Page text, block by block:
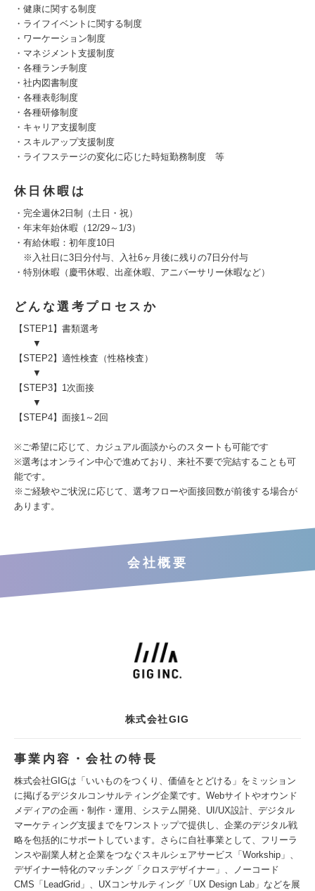
・健康に関する制度
・ライフイベントに関する制度
・ワーケーション制度
・マネジメント支援制度
・各種ランチ制度
・社内図書制度
・各種表彰制度
・各種研修制度
・キャリア支援制度
・スキルアップ支援制度
・ライフステージの変化に応じた時短勤務制度 等
休日休暇は
・完全週休2日制（土日・祝）
・年末年始休暇（12/29～1/3）
・有給休暇：初年度10日
※入社日に3日分付与、入社6ヶ月後に残りの7日分付与
・特別休暇（慶弔休暇、出産休暇、アニバーサリー休暇など）
どんな選考プロセスか
【STEP1】書類選考
▼
【STEP2】適性検査（性格検査）
▼
【STEP3】1次面接
▼
【STEP4】面接1～2回
※ご希望に応じて、カジュアル面談からのスタートも可能です
※選考はオンライン中心で進めており、来社不要で完結することも可
能です。
※ご経験やご状況に応じて、選考フローや面接回数が前後する場合が
あります。
会社概要
株式会社GIG
事業内容・会社の特長
株式会社GIGは「いいものをつくり、価値をとどける」をミッション
に掲げるデジタルコンサルティング企業です。Webサイトやオウンド
メディアの企画・制作・運用、システム開発、UI/UX設計、デジタル
マーケティング支援までをワンストップで提供し、企業のデジタル戦
略を包括的にサポートしています。さらに自社事業として、フリーラ
ンスや副業人材と企業をつなぐスキルシェアサービス「Workship」、
デザイナー特化のマッチング「クロスデザイナー」、ノーコード
CMS「LeadGrid」、UXコンサルティング「UX Design Lab」などを展